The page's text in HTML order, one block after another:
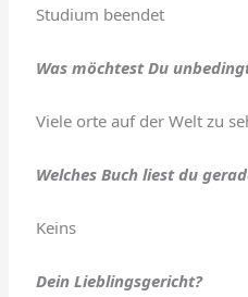
Studium beendet
Was möchtest Du
Viele orte auf der Welt zu
Welches Buch liest du
Keins
Dein Lieblingsgericht?